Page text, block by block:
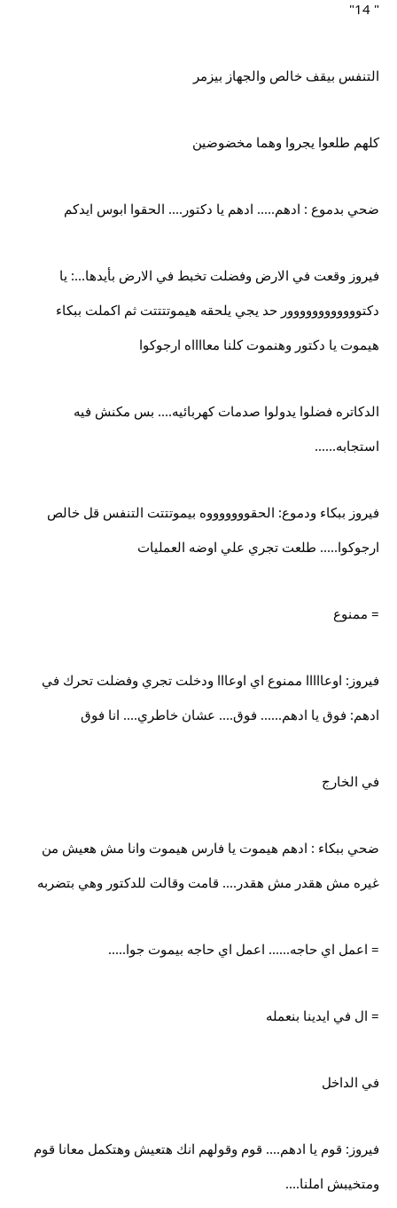
" 14"
التنفس بيقف خالص والجهاز بيزمر
كلهم طلعوا يجروا وهما مخضوضين
ضحي بدموع : ادهم..... ادهم يا دكتور.... الحقوا ابوس ايدكم
فيروز وقعت في الارض وفضلت تخبط في الارض بأيدها...: يا
دكتوووووووووووور حد يجي يلحقه هيموتتتتت ثم اكملت ببكاء
هيموت يا دكتور وهنموت كلنا معااااه ارجوكوا
الدكاتره فضلوا يدولوا صدمات كهربائيه.... بس مكنش فيه
استجابه......
فيروز ببكاء ودموع: الحقوووووووه بيموتتتت التنفس قل خالص
ارجوكوا..... طلعت تجري علي اوضه العمليات
= ممنوع
فيروز: اوعااااا ممنوع اي اوعااا ودخلت تجري وفضلت تحرك في
ادهم: فوق يا ادهم...... فوق.... عشان خاطري.... انا فوق
في الخارج
ضحي ببكاء : ادهم هيموت يا فارس هيموت وانا مش هعيش من
غيره مش هقدر مش هقدر.... قامت وقالت للدكتور وهي بتضربه
= اعمل اي حاجه...... اعمل اي حاجه بيموت جوا.....
= ال في ايدينا بنعمله
في الداخل
فيروز: قوم يا ادهم.... قوم وقولهم انك هتعيش وهتكمل معانا قوم
ومتخيبش املنا....